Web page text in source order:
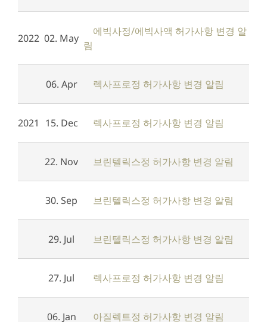
2022 02. May
에빅사정/에빅사액 허가사항 변경 알
림
06. Apr 렉사프로정 허가사항 변경 알림
2021 15. Dec 렉사프로정 허가사항 변경 알림
22. Nov 브린텔릭스정 허가사항 변경 알림
30. Sep 브린텔릭스정 허가사항 변경 알림
29. Jul 브린텔릭스정 허가사항 변경 알림
27. Jul 렉사프로정 허가사항 변경 알림
06. Jan 아질렉트정 허가사항 변경 알림